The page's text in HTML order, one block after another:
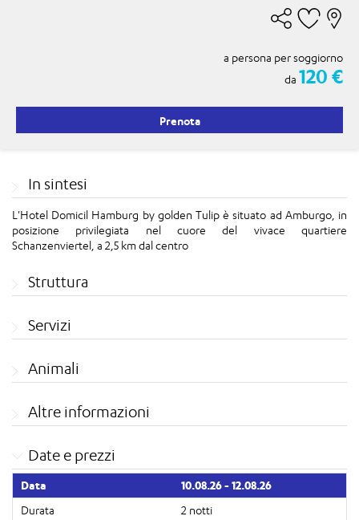
a persona per soggiorno
da 120 €
Prenota
In sintesi
L'Hotel Domicil Hamburg by golden Tulip è situato ad Amburgo, in
posizione privilegiata nel cuore del vivace quartiere
Schanzenviertel, a 2,5 km dal centro
Struttura
Servizi
Animali
Altre informazioni
Date e prezzi
10.08.26 - 12.08.26
2 notti